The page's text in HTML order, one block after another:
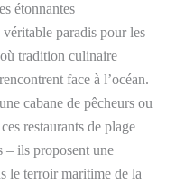
étonnantes
paradis pour les
tradition culinaire
face à l’océan.
cabane de pêcheurs ou
restaurants de plage
– ils proposent une
le terroir maritime de la